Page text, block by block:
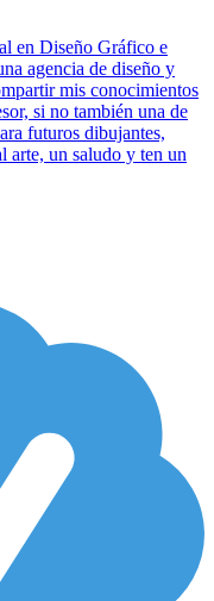
en Diseño Gráfico e
agencia de diseño y
mis conocimientos
si no también una de
futuros dibujantes,
arte, un saludo y ten un